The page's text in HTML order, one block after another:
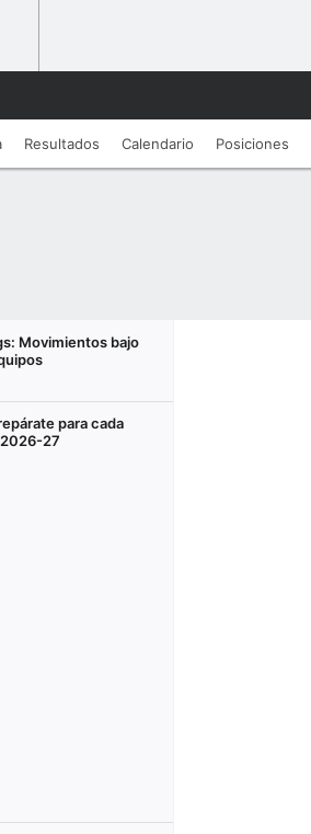
Resultados Calendario Posiciones
Movimientos bajo
para cada
27